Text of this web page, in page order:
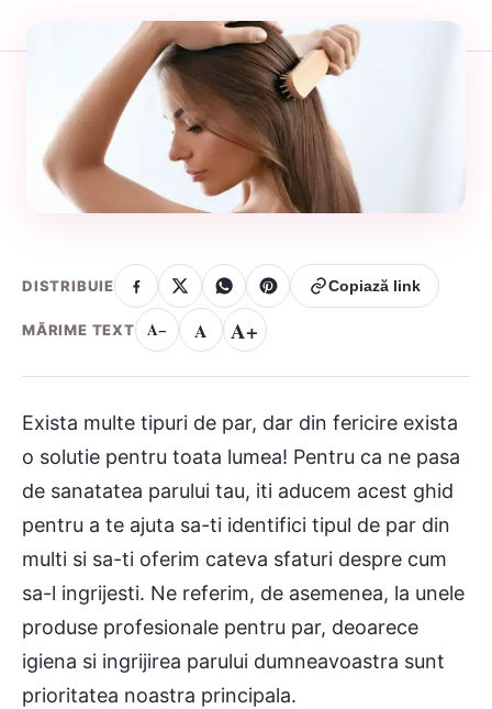
DISTRIBUIE Copiază link
MĂRIME TEXT A− A A+
Exista multe tipuri de par, dar din fericire exista
o solutie pentru toata lumea! Pentru ca ne pasa
de sanatatea parului tau, iti aducem acest ghid
pentru a te ajuta sa-ti identifici tipul de par din
multi si sa-ti oferim cateva sfaturi despre cum
sa-l ingrijesti. Ne referim, de asemenea, la unele
produse profesionale pentru par, deoarece
igiena si ingrijirea parului dumneavoastra sunt
prioritatea noastra principala.